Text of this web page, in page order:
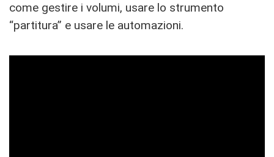
come gestire i volumi, usare lo strumento
“partitura” e usare le automazioni.